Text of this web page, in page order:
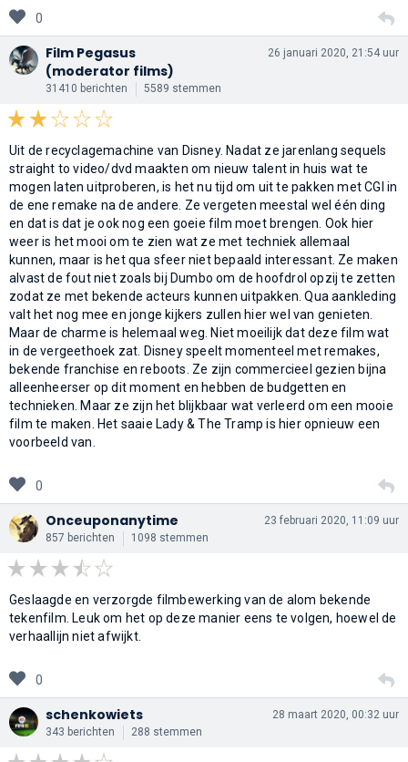
0
Film Pegasus
(moderator films)
31410 berichten 5589 stemmen
26 januari 2020, 21:54 uur
Uit de recyclagemachine van Disney. Nadat ze jarenlang sequels
straight to video/dvd maakten om nieuw talent in huis wat te
mogen laten uitproberen, is het nu tijd om uit te pakken met CGI in
de ene remake na de andere. Ze vergeten meestal wel één ding
en dat is dat je ook nog een goeie film moet brengen. Ook hier
weer is het mooi om te zien wat ze met techniek allemaal
kunnen, maar is het qua sfeer niet bepaald interessant. Ze maken
alvast de fout niet zoals bij Dumbo om de hoofdrol opzij te zetten
zodat ze met bekende acteurs kunnen uitpakken. Qua aankleding
valt het nog mee en jonge kijkers zullen hier wel van genieten.
Maar de charme is helemaal weg. Niet moeilijk dat deze film wat
in de vergeethoek zat. Disney speelt momenteel met remakes,
bekende franchise en reboots. Ze zijn commercieel gezien bijna
alleenheerser op dit moment en hebben de budgetten en
technieken. Maar ze zijn het blijkbaar wat verleerd om een mooie
film te maken. Het saaie Lady & The Tramp is hier opnieuw een
voorbeeld van.
0
Onceuponanytime
857 berichten 1098 stemmen
23 februari 2020, 11:09 uur
Geslaagde en verzorgde filmbewerking van de alom bekende
tekenfilm. Leuk om het op deze manier eens te volgen, hoewel de
verhaallijn niet afwijkt.
0
schenkowiets
343 berichten 288 stemmen
28 maart 2020, 00:32 uur